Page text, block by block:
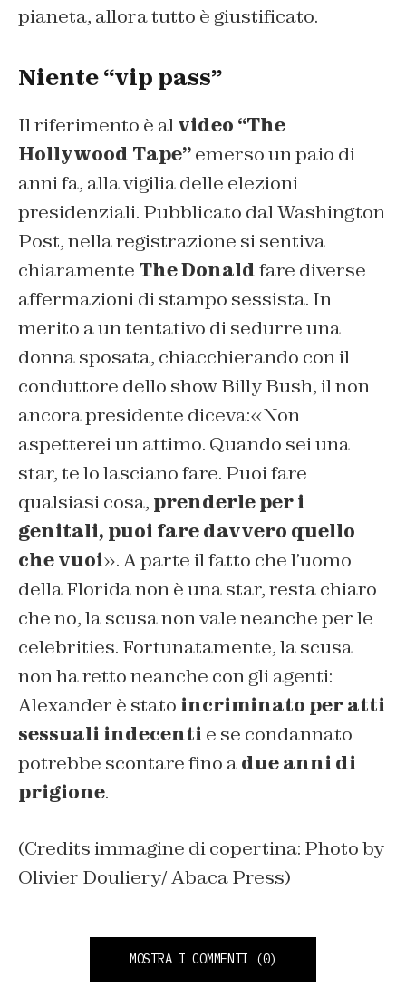
pianeta, allora tutto è giustificato.
Niente “vip pass”
Il riferimento è alvideo “The
Hollywood Tape”emerso un paio di
anni fa, alla vigilia delle elezioni
presidenziali. Pubblicato dal Washington
Post, nella registrazione si sentiva
chiaramente The Donaldfare diverse
affermazioni di stampo sessista. In
merito a un tentativo di sedurre una
donna sposata, chiacchierando con il
conduttore dello show Billy Bush, il non
ancora presidente diceva:«Non
aspetterei un attimo. Quando sei una
star, te lo lasciano fare. Puoi fare
qualsiasi cosa, prenderle per i
genitali, puoi fare davvero quello
che vuoi». A parte il fatto che l’uomo
della Florida non è una star, resta chiaro
che no, la scusa non vale neanche per le
celebrities. Fortunatamente, la scusa
non ha retto neanche con gli agenti:
Alexander è stato incriminato per atti
sessuali indecenti e se condannato
potrebbe scontare fino adue anni di
prigione.
(Credits immagine di copertina: Photo by
Olivier Douliery/ Abaca Press)
MOSTRA I COMMENTI (0)